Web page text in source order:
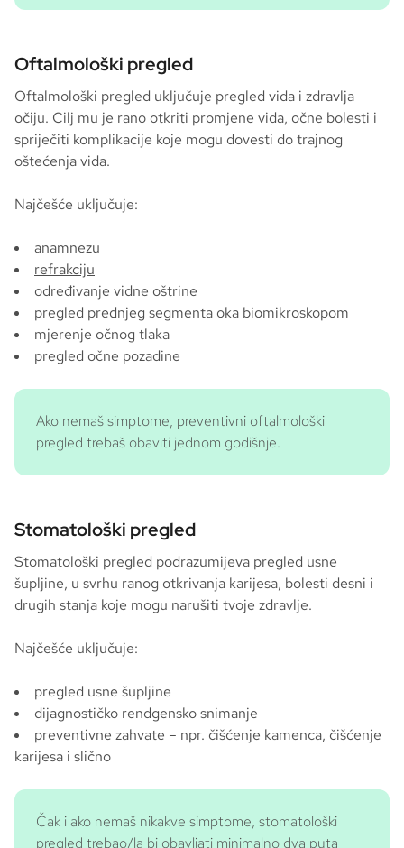
Oftalmološki pregled
Oftalmološki pregled uključuje pregled vida i zdravlja
očiju. Cilj mu je rano otkriti promjene vida, očne bolesti i
spriječiti komplikacije koje mogu dovesti do trajnog
oštećenja vida.
Najčešće uključuje:
anamnezu
refrakciju
određivanje vidne oštrine
pregled prednjeg segmenta oka biomikroskopom
mjerenje očnog tlaka
pregled očne pozadine
Ako nemaš simptome, preventivni oftalmološki
pregled trebaš obaviti jednom godišnje.
Stomatološki pregled
Stomatološki pregled podrazumijeva pregled usne
šupljine, u svrhu ranog otkrivanja karijesa, bolesti desni i
drugih stanja koje mogu narušiti tvoje zdravlje.
Najčešće uključuje:
pregled usne šupljine
dijagnostičko rendgensko snimanje
preventivne zahvate – npr. čišćenje kamenca, čišćenje
karijesa i slično
Čak i ako nemaš nikakve simptome, stomatološki
pregled trebao/la bi obavljati minimalno dva puta